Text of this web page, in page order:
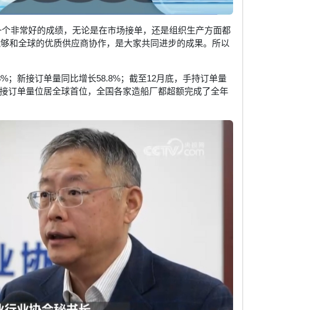
非常好的成绩，无论是在市场接单，还是组织生产方面都
和全球的优质供应商协作，是大家共同进步的成果。所以
；新接订单量同比增长58.8%；截至12月底，手持订单量
订单量位居全球首位，全国各家造船厂都超额完成了全年